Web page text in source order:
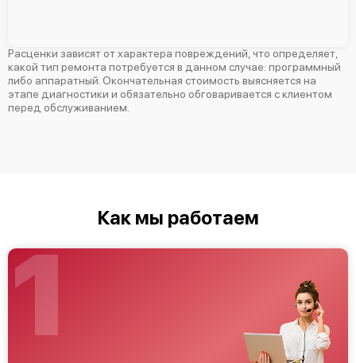
Расценки зависят от характера повреждений, что определяет,
какой тип ремонта потребуется в данном случае: программный
либо аппаратный. Окончательная стоимость выясняется на
этапе диагностики и обязательно обговаривается с клиентом
перед обслуживанием.
Как мы работаем
1